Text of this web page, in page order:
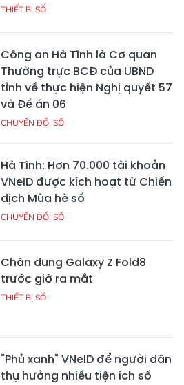
THIẾT BỊ SỐ
Công an Hà Tĩnh là Cơ quan
Thường trực BCĐ của UBND
tỉnh về thực hiện Nghị quyết 57
và Đề án 06
CHUYỂN ĐỔI SỐ
Hà Tĩnh: Hơn 70.000 tài khoản
VNeID được kích hoạt từ Chiến
dịch Mùa hè số
CHUYỂN ĐỔI SỐ
Chân dung Galaxy Z Fold8
trước giờ ra mắt
THIẾT BỊ SỐ
"Phủ xanh" VNeID để người dân
thụ hưởng nhiều tiện ích số